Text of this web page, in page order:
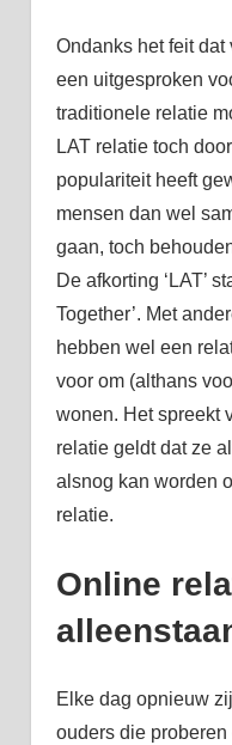
Ondanks het feit
een uitgesproken
traditionele relatie
LAT relatie toch
populariteit heeft
mensen dan wel
gaan, toch
De afkorting ‘LAT’
Together’. Met
hebben wel een
voor om (althans
wonen. Het spreekt
relatie geldt dat ze
alsnog kan worden
relatie.
Online
Elke dag opnieuw
ouders die